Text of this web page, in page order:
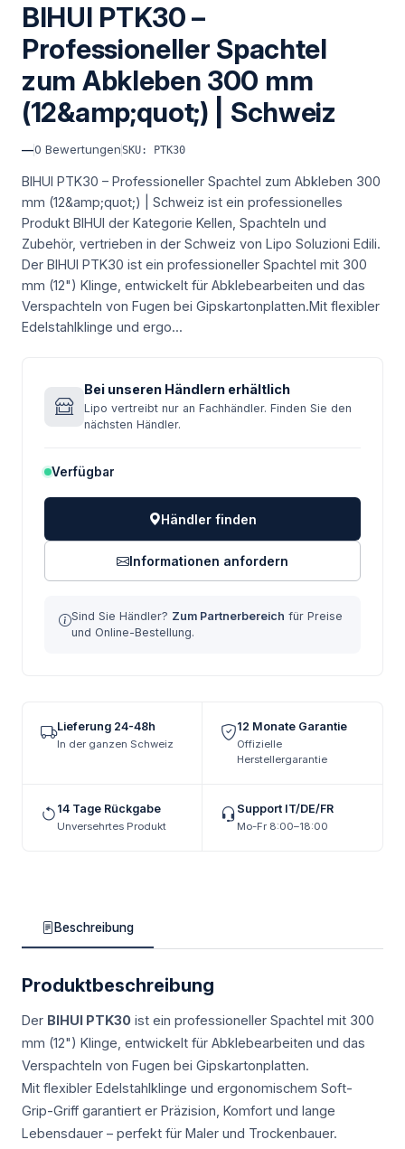
BIHUI PTK30 –
Professioneller Spachtel
zum Abkleben 300 mm
(12&amp;quot;) | Schweiz
—0 BewertungenSKU: PTK30
BIHUI PTK30 – Professioneller Spachtel zum Abkleben 300
mm (12&amp;quot;) | Schweiz ist ein professionelles
Produkt BIHUI der Kategorie Kellen, Spachteln und
Zubehör, vertrieben in der Schweiz von Lipo Soluzioni Edili.
Der BIHUI PTK30 ist ein professioneller Spachtel mit 300
mm (12") Klinge, entwickelt für Abklebearbeiten und das
Verspachteln von Fugen bei Gipskartonplatten.Mit flexibler
Edelstahlklinge und ergo...
Bei unseren Händlern erhältlich
Lipo vertreibt nur an Fachhändler. Finden Sie den
nächsten Händler.
Verfügbar
Händler finden
Informationen anfordern
Sind Sie Händler? Zum Partnerbereich für Preise
und Online-Bestellung.
Lieferung 24-48h
In der ganzen Schweiz
12 Monate Garantie
Offizielle
Herstellergarantie
14 Tage Rückgabe
Unversehrtes Produkt
Support IT/DE/FR
Mo-Fr 8:00–18:00
Beschreibung
Produktbeschreibung
Der BIHUI PTK30 ist ein professioneller Spachtel mit 300
mm (12") Klinge, entwickelt für Abklebearbeiten und das
Verspachteln von Fugen bei Gipskartonplatten.
Mit flexibler Edelstahlklinge und ergonomischem Soft-
Grip-Griff garantiert er Präzision, Komfort und lange
Lebensdauer – perfekt für Maler und Trockenbauer.